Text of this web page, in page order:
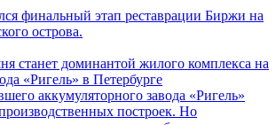
финальный этап реставрации Биржи на
острова.
станет доминантой жилого комплекса на
«Ригель» в Петербурге
аккумуляторного завода «Ригель»
построек. Но